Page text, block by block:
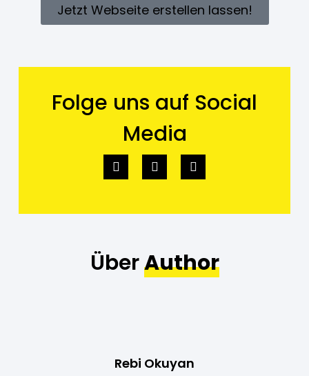
Jetzt Webseite erstellen lassen!
Folge uns auf Social
Media
ÜberAuthor
Rebi Okuyan